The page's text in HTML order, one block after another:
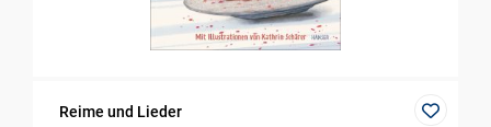
Reime und Lieder